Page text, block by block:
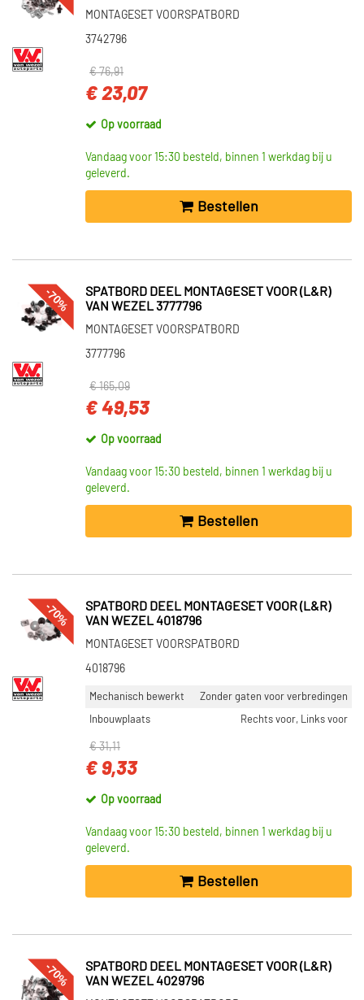
MONTAGESET VOORSPATBORD
3742796
€ 76,91
€ 23,07
Op voorraad
Vandaag voor 15:30 besteld, binnen 1 werkdag bij u
geleverd.
Bestellen
-70%
SPATBORD DEEL MONTAGESET VOOR (L&R)
VAN WEZEL 3777796
MONTAGESET VOORSPATBORD
3777796
€ 165,09
€ 49,53
Op voorraad
Vandaag voor 15:30 besteld, binnen 1 werkdag bij u
geleverd.
Bestellen
-70%
SPATBORD DEEL MONTAGESET VOOR (L&R)
VAN WEZEL 4018796
MONTAGESET VOORSPATBORD
4018796
Mechanisch bewerkt
Zonder gaten voor verbredingen
Inbouwplaats
Rechts voor, Links voor
€ 31,11
€ 9,33
Op voorraad
Vandaag voor 15:30 besteld, binnen 1 werkdag bij u
geleverd.
Bestellen
-70%
SPATBORD DEEL MONTAGESET VOOR (L&R)
VAN WEZEL 4029796